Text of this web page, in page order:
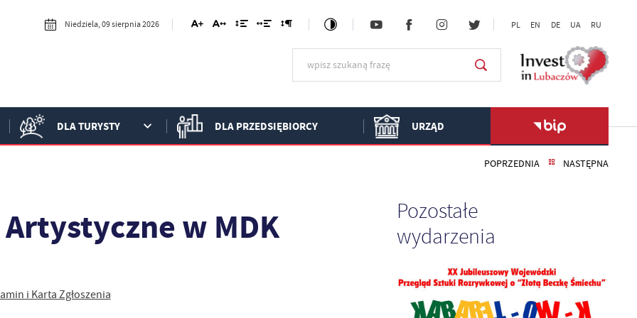
Niedziela, 09 sierpnia 2026 PL EN DE UA RU
DLA TURYSTY DLA PRZEDSIĘBIORCY URZĄD
POPRZEDNIA NASTĘPNA
w MDK
i Karta Zgłoszenia
Pozostałe
wydarzenia